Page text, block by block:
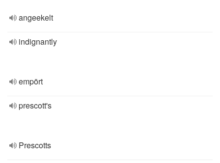
angeekelt
indignantly
empört
prescott's
Prescotts